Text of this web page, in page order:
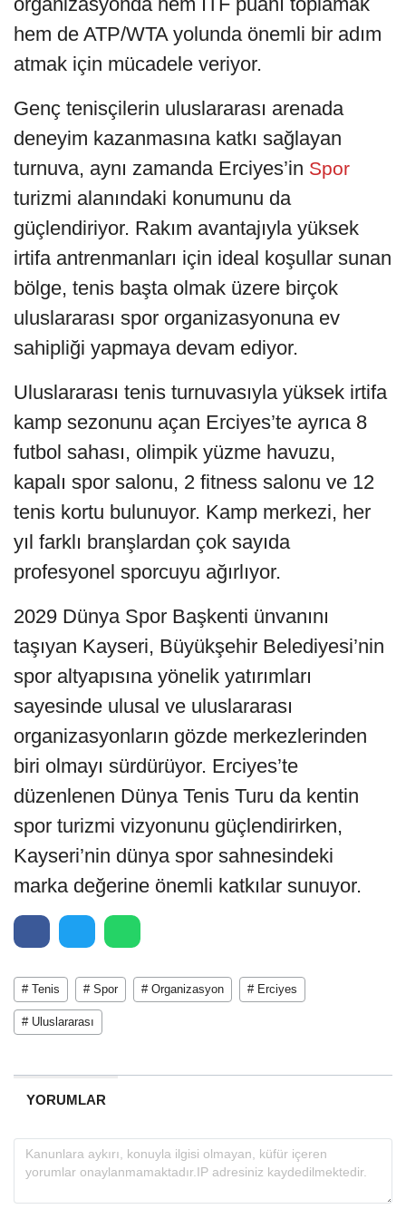
hem de ATP/WTA yolunda önemli bir adım
atmak için mücadele veriyor.
Genç tenisçilerin uluslararası arenada
deneyim kazanmasına katkı sağlayan
turnuva, aynı zamanda Erciyes’in Spor
turizmi alanındaki konumunu da
güçlendiriyor. Rakım avantajıyla yüksek
irtifa antrenmanları için ideal koşullar sunan
bölge, tenis başta olmak üzere birçok
uluslararası spor organizasyonuna ev
sahipliği yapmaya devam ediyor.
Uluslararası tenis turnuvasıyla yüksek irtifa
kamp sezonunu açan Erciyes’te ayrıca 8
futbol sahası, olimpik yüzme havuzu,
kapalı spor salonu, 2 fitness salonu ve 12
tenis kortu bulunuyor. Kamp merkezi, her
yıl farklı branşlardan çok sayıda
profesyonel sporcuyu ağırlıyor.
2029 Dünya Spor Başkenti ünvanını
taşıyan Kayseri, Büyükşehir Belediyesi’nin
spor altyapısına yönelik yatırımları
sayesinde ulusal ve uluslararası
organizasyonların gözde merkezlerinden
biri olmayı sürdürüyor. Erciyes’te
düzenlenen Dünya Tenis Turu da kentin
spor turizmi vizyonunu güçlendirirken,
Kayseri’nin dünya spor sahnesindeki
marka değerine önemli katkılar sunuyor.
# Tenis # Spor # Organizasyon # Erciyes
# Uluslararası
YORUMLAR